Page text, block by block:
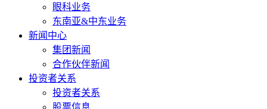
眼科业务
东南亚&中东业务
新闻中心
集团新闻
合作伙伴新闻
投资者关系
投资者关系
股票信息